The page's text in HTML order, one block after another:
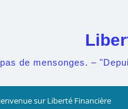
de mensonges. –
sur Liberté Financière